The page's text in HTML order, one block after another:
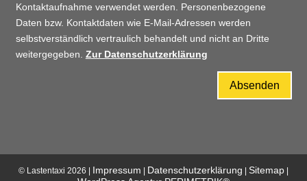
Kontaktaufnahme verwendet werden. Personenbezogene
Daten bzw. Kontaktdaten wie E-Mail-Adressen werden
selbstverständlich vertraulich behandelt und nicht an Dritte
weitergegeben. Zur Datenschutzerklärung
Absenden
© Lastentaxi 2026 | Impressum Datenschutzerklärung Sitemap